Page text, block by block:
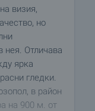
визия,
но
нея. Отличава
ярка
гледки.
в район
на 900 м. от